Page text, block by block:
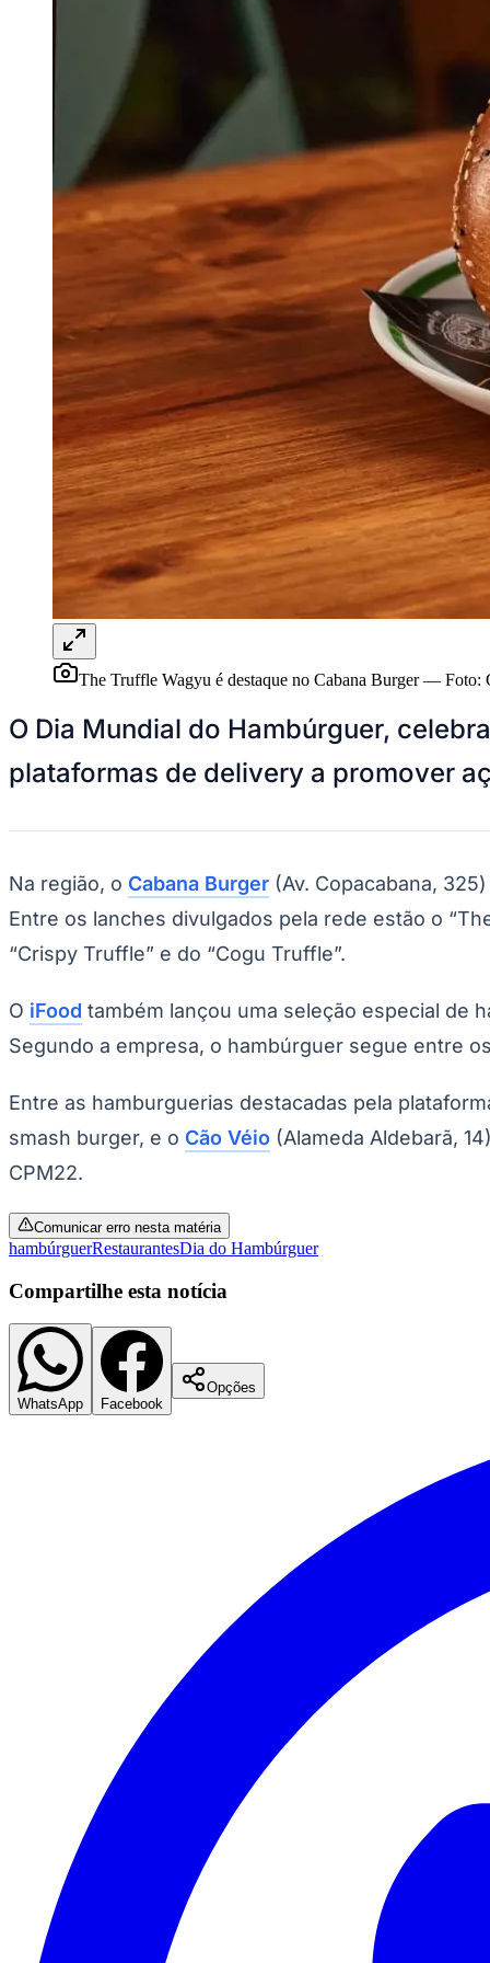
Negócios Regionais
Segurança Regional
Hospitais Estaduais
Parques & Represas
Cidades da Região
Santana de ParnaíbaOsasco JandiraItapeviCotia Pirapora
Para Sua Empresa
Guia de Empresas
Novo
Hub de Negócios
Guia Comercial
Selo Verificado
Portal Educacional
Agenda de Vestibulares
Vagas de Emprego
Concursos
Panorama Econômico
Panorama Econômico
Para Sua Empresa
Anuncie no Portal
Anunciar VagasNovo
Publicidade Legal
NBA
Fórmula 1
UFC
Tênis (ATP)
MLB
Competições de Futebol
Brasileirão Série B
Libertadores
Copa América
Premier League
La Liga
Bundesliga
Mundial 2026
The Truffle Wagyu é destaque no Cabana Burger— Foto:
O Dia Mundial do Hambúrguer,
plataformas de delivery a promover
Na região, o Cabana Burger (Av. Copacabana,
Entre os lanches divulgados pela rede estão o
“Crispy Truffle” e do “Cogu Truffle”.
O iFood também lançou uma seleção especial de
Segundo a empresa, o hambúrguer segue entre
Entre as hamburguerias destacadas pela
smash burger, e o Cão Véio (Alameda Aldebarã,
CPM22.
Comunicar erro nesta matéria
hambúrguerRestaurantesDia do Hambúrguer
Compartilhe esta notícia
WhatsApp Facebook
Opções